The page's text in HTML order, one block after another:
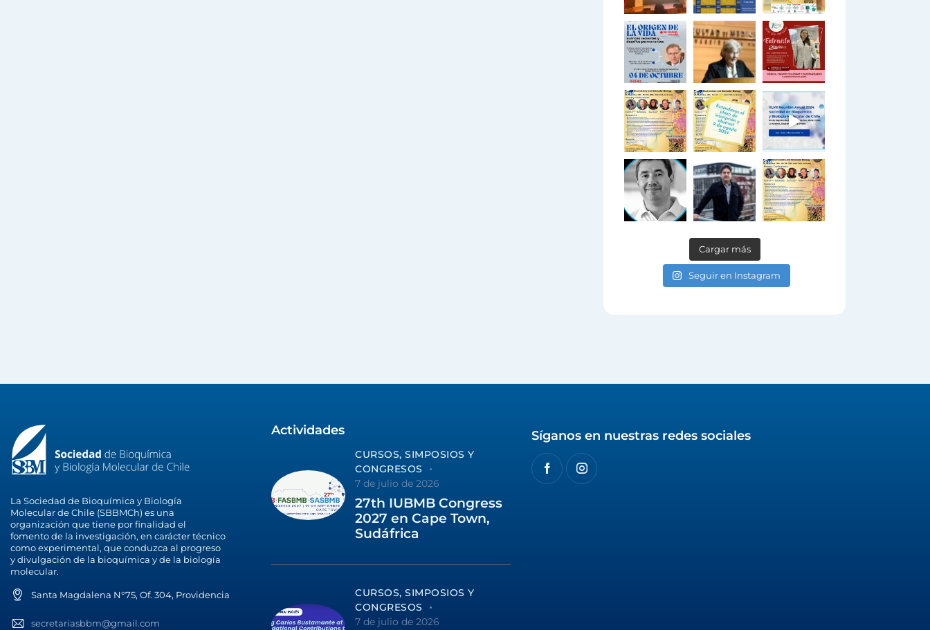
Cargar más
Seguir en Instagram
La Sociedad de Bioquímica y Biología
Molecular de Chile (SBBMCh) es una
organización que tiene por finalidad el
fomento de la investigación, en carácter técnico
como experimental, que conduzca al progreso
y divulgación de la bioquímica y de la biología
molecular.
Santa Magdalena N°75, Of. 304, Providencia
secretariasbbm@gmail.com
Actividades
CURSOS, SIMPOSIOS Y
CONGRESOS
7 de julio de 2026
27th IUBMB Congress
2027 en Cape Town,
Sudáfrica
CURSOS, SIMPOSIOS Y
CONGRESOS
7 de julio de 2026
Síganos en nuestras redes sociales